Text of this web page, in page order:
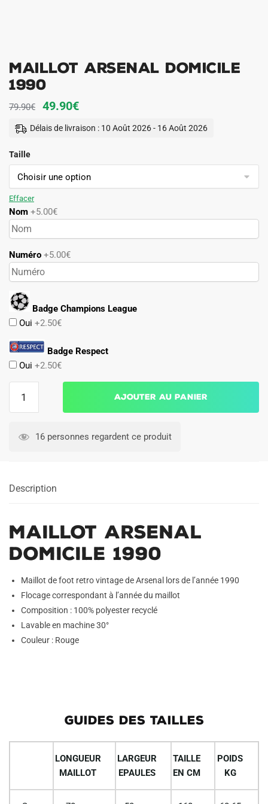
Maillot Arsenal Domicile
1990
79.90€
Le
prix
79.90€.
49.90€Le
prix
49.90€.
Délais de livraison : 10 Août 2026 - 16 Août 2026
Taille
Effacer
Nom +5.00€
Numéro +5.00€
Badge Champions League
Oui +2.50€
Badge Respect
Oui +2.50€
Arsenal
Ajouter au panier
16 personnes regardent ce produit
Description
Maillot Arsenal
Domicile 1990
Maillot de foot retro vintage de Arsenal lors de l’année 1990
Flocage correspondant à l’année du maillot
Composition : 100% polyester recyclé
Lavable en machine 30°
Couleur : Rouge
GUIDES DES TAILLES
LONGUEUR
MAILLOT
LARGEUR
EPAULES
TAILLE
EN CM
POIDS
KG